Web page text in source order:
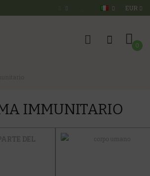
EUR
0
IMMUNITARIO